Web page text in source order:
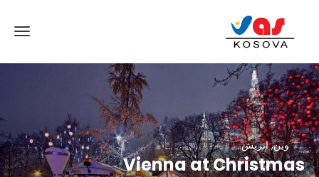
وین, اتریش
Vienna at Christmas